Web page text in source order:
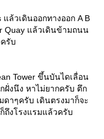
ล้วเดินออกทางออก A B
Quay แล้วเดินข้ามถนน
รับ
Tower ขึ้นบันไดเลื่อน
งนึง หาไม่ยากครับ ตึก
ดาๆครับ เดินตรงมาก็จะ
ถึงโรงแรมแล้วครับ